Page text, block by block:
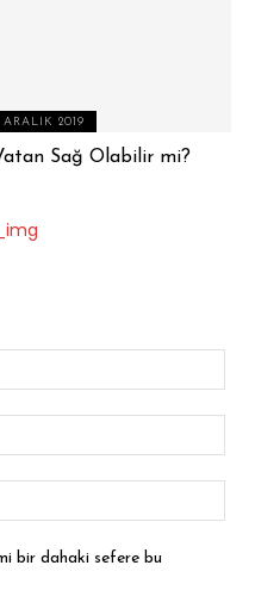
ARALIK 2019
Sağ Olabilir mi?
bir dahaki sefere bu